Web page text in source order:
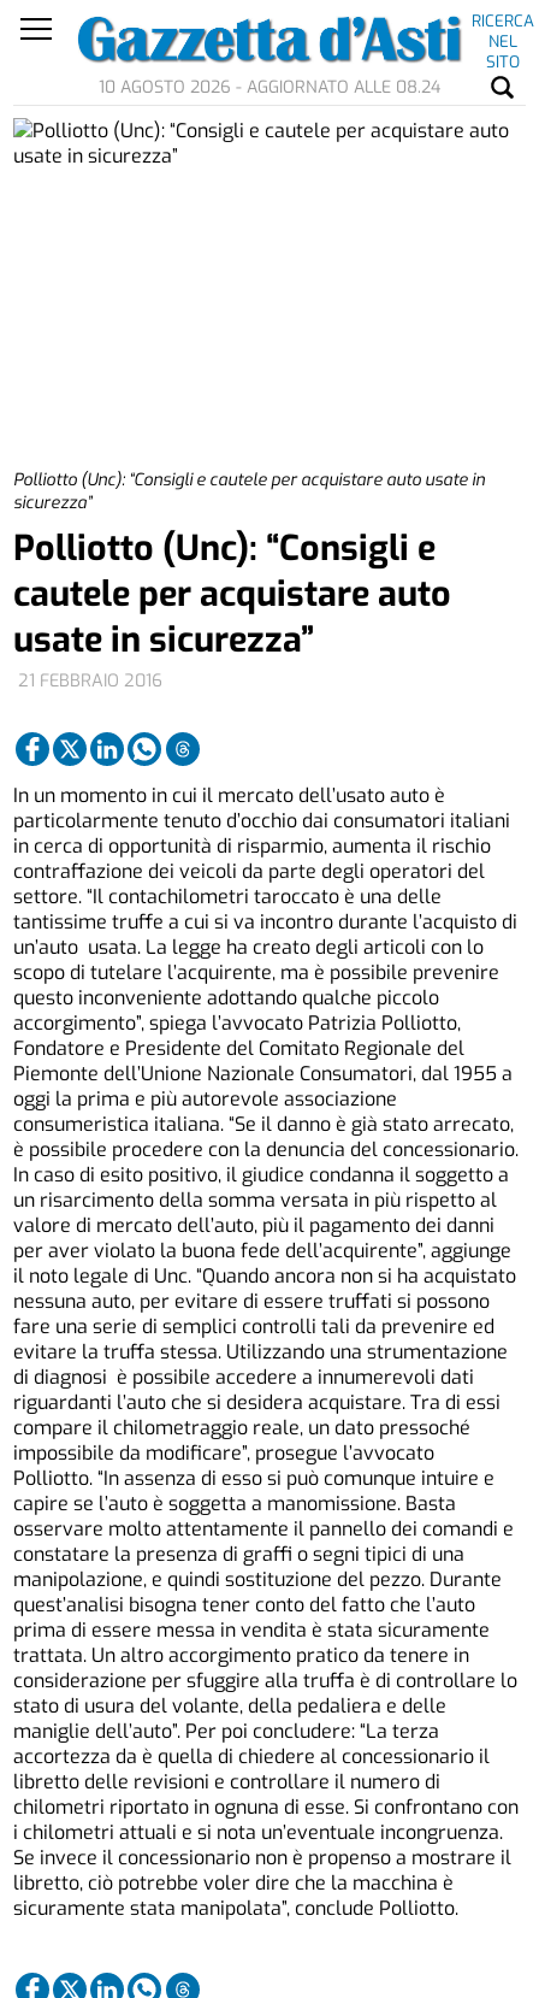
RICERCA
NEL
SITO
10 AGOSTO 2026 - AGGIORNATO ALLE 08.24
Polliotto (Unc): “Consigli e cautele per acquistare auto usate in
sicurezza”
21 FEBBRAIO 2016
Polliotto (Unc): “Consigli e
cautele per acquistare auto
usate in sicurezza”
In un momento in cui il mercato dell’usato auto è
particolarmente tenuto d’occhio dai consumatori italiani
in cerca di opportunità di risparmio, aumenta il rischio
contraffazione dei veicoli da parte degli operatori del
settore. “Il contachilometri taroccato è una delle
tantissime truffe a cui si va incontro durante l’acquisto di
un’auto usata. La legge ha creato degli articoli con lo
scopo di tutelare l’acquirente, ma è possibile prevenire
questo inconveniente adottando qualche piccolo
accorgimento”, spiega l’avvocato Patrizia Polliotto,
Fondatore e Presidente del Comitato Regionale del
Piemonte dell’Unione Nazionale Consumatori, dal 1955 a
oggi la prima e più autorevole associazione
consumeristica italiana. “Se il danno è già stato arrecato,
è possibile procedere con la denuncia del concessionario.
In caso di esito positivo, il giudice condanna il soggetto a
un risarcimento della somma versata in più rispetto al
valore di mercato dell’auto, più il pagamento dei danni
per aver violato la buona fede dell’acquirente”, aggiunge
il noto legale di Unc. “Quando ancora non si ha acquistato
nessuna auto, per evitare di essere truffati si possono
fare una serie di semplici controlli tali da prevenire ed
evitare la truffa stessa. Utilizzando una strumentazione
di diagnosi è possibile accedere a innumerevoli dati
riguardanti l’auto che si desidera acquistare. Tra di essi
compare il chilometraggio reale, un dato pressoché
impossibile da modificare”, prosegue l’avvocato
Polliotto. “In assenza di esso si può comunque intuire e
capire se l’auto è soggetta a manomissione. Basta
osservare molto attentamente il pannello dei comandi e
constatare la presenza di graffi o segni tipici di una
manipolazione, e quindi sostituzione del pezzo. Durante
quest’analisi bisogna tener conto del fatto che l’auto
prima di essere messa in vendita è stata sicuramente
trattata. Un altro accorgimento pratico da tenere in
considerazione per sfuggire alla truffa è di controllare lo
stato di usura del volante, della pedaliera e delle
maniglie dell’auto”. Per poi concludere: “La terza
accortezza da è quella di chiedere al concessionario il
libretto delle revisioni e controllare il numero di
chilometri riportato in ognuna di esse. Si confrontano con
i chilometri attuali e si nota un’eventuale incongruenza.
Se invece il concessionario non è propenso a mostrare il
libretto, ciò potrebbe voler dire che la macchina è
sicuramente stata manipolata”, conclude Polliotto.